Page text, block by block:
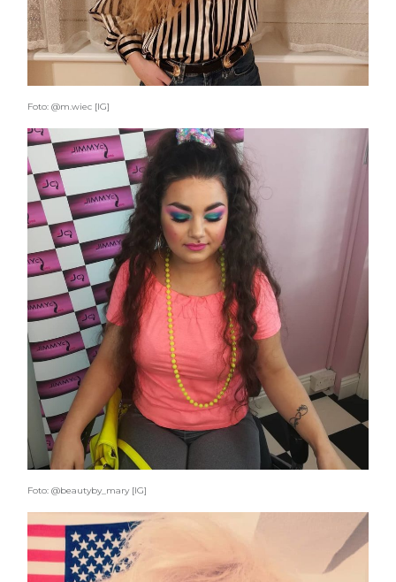
Foto: @m.wiec [IG]
Foto: @beautyby_mary [IG]